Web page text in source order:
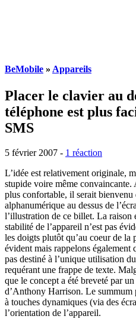
BeMobile » Appareils
Placer le clavier au
téléphone est plus
SMS
5 février 2007 - 1 réaction
L’idée est relativement originale,
stupide voire même
plus confortable, il serait bienvenu
alphanumérique au dessus de
l’illustration de ce billet. La raison
stabilité de l’appareil n’est pas
les doigts plutôt qu’au coeur de la
évident mais rappelons également
pas destiné à l’unique utilisation
requérant une frappe de texte.
que le concept a été breveté par
d’Anthony Harrison. Le summum
à touches dynamiques (via des
l’orientation de l’appareil.